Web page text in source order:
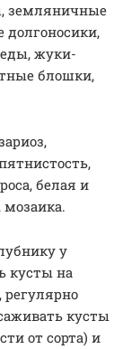
земляничные
жуки-
блошки,
белая и
у
кусты на
регулярно
кусты
от сорта) и